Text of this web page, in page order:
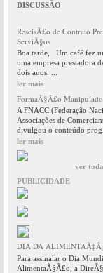
DISCUSSÃO
RescisÃ£o de Contrato
ServiÃ§os
Boa tarde, Um café fez
uma empresa prestadora
dois anos. ...
ler mais
FormaÃ§Ã£o
A FNACC (Federação
Associações de
divulgou o conteúdo
ler mais
ver
PUBLICIDADE
DIA DA
Para assinalar o Dia
AlimentaÃ§Ã£o, a